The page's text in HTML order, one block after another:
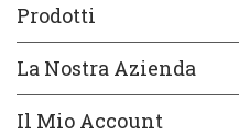
Prodotti
La Nostra Azienda
Il Mio Account